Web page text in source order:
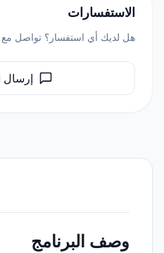
وصف البرنامج
الاستفسارات
هل لديك أي استفسار؟ تواصل مع
إرسال